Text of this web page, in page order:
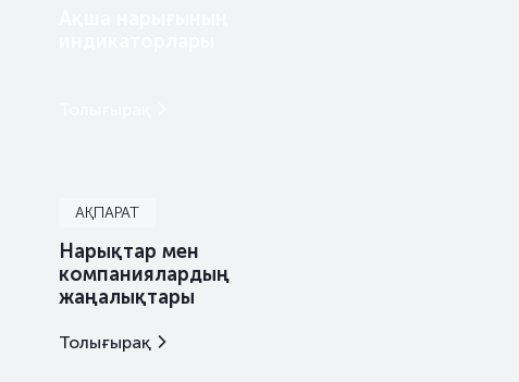
АҚПАРАТ
Нарықтар мен
компаниялардың
жаңалықтары
Толығырақ